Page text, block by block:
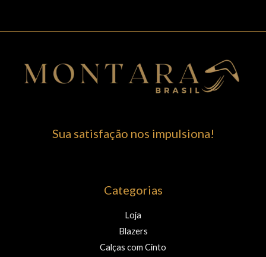
Sua satisfação nos impulsiona!
Categorias
Loja
Blazers
Calças com Cinto